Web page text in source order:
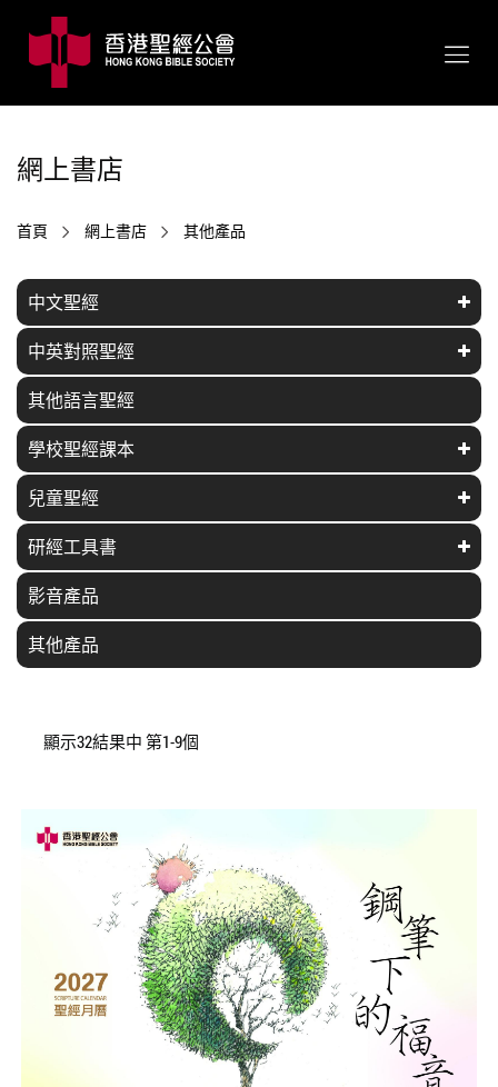
網上書店
首頁 網上書店 其他產品
中文聖經
中英對照聖經
其他語言聖經
學校聖經課本
兒童聖經
研經工具書
影音產品
其他產品
顯示32結果中 第1-9個